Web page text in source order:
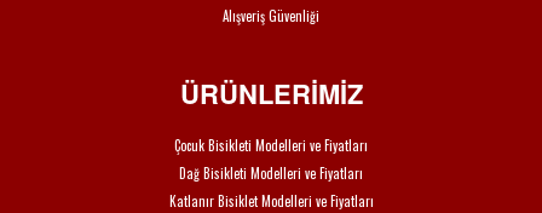
Alışveriş Güvenliği
ÜRÜNLERİMİZ
Çocuk Bisikleti Modelleri ve Fiyatları
Dağ Bisikleti Modelleri ve Fiyatları
Katlanır Bisiklet Modelleri ve Fiyatları